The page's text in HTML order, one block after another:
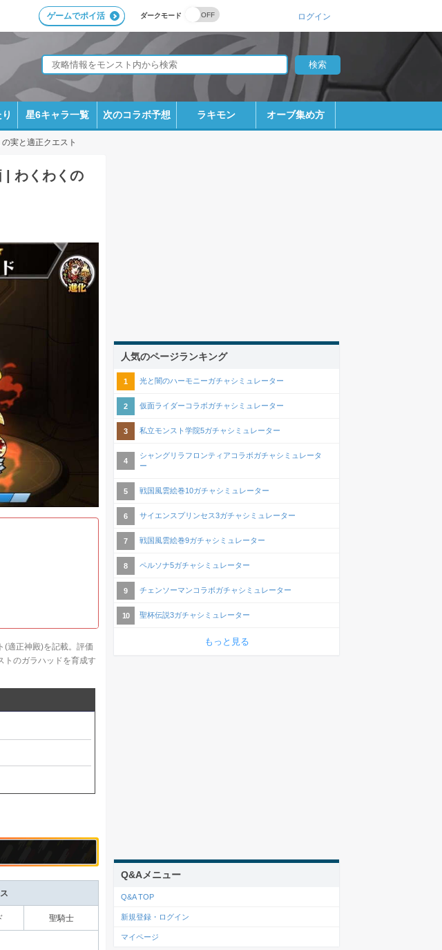
ダークモード
ゲームでポイ活 ログイン
星6キャラ一覧 次のコラボ予想 ラキモン オーブ集め方
実と適正クエスト
| わくわくの
(適正神殿)を記載。評価
トのガラハッドを育成す
聖騎士
人気のページランキング
光と闇のハーモニーガチャシミュレーター
仮面ライダーコラボガチャシミュレーター
私立モンスト学院5ガチャシミュレーター
シャングリラフロンティアコラボガチャシミュレータ
ー
戦国風雲絵巻10ガチャシミュレーター
サイエンスプリンセス3ガチャシミュレーター
戦国風雲絵巻9ガチャシミュレーター
ペルソナ5ガチャシミュレーター
チェンソーマンコラボガチャシミュレーター
聖杯伝説3ガチャシミュレーター
もっと見る
Q&Aメニュー
Q&A TOP
新規登録・ログイン
マイページ